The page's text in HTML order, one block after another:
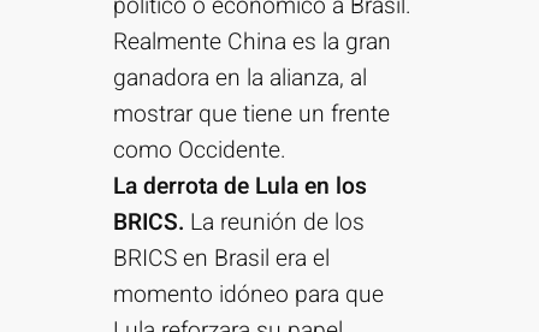
Realmente China es la gran
ganadora en la alianza, al
mostrar que tiene un frente
como Occidente.
La derrota de Lula en los
BRICS. La reunión de los
BRICS en Brasil era el
momento idóneo para que